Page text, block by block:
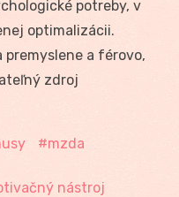
potreby, v
optimalizácii.
premyslene a férovo,
zdroj
mzda
nástroj